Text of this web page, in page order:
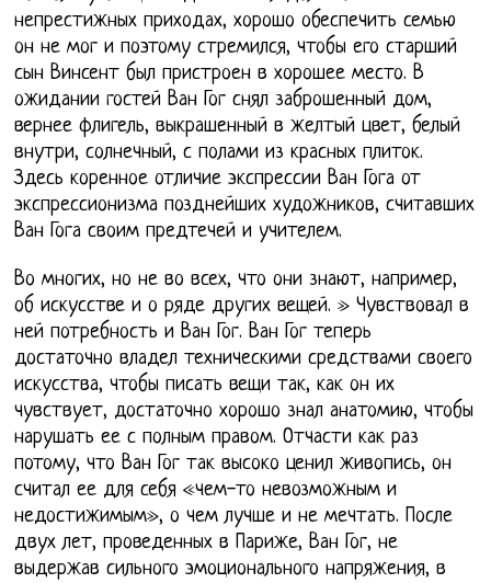
непрестижных приходах, хорошо обеспечить семью
он не мог и поэтому стремился, чтобы его старший
сын Винсент был пристроен в хорошее место. В
ожидании гостей Ван Гог снял заброшенный дом,
вернее флигель, выкрашенный в желтый цвет, белый
внутри, солнечный, с полами из красных плиток.
Здесь коренное отличие экспрессии Ван Гога от
экспрессионизма позднейших художников, считавших
Ван Гога своим предтечей и учителем.
Во многих, но не во всех, что они знают, например,
об искусстве и о ряде других вещей. » Чувствовал в
ней потребность и Ван Гог. Ван Гог теперь
достаточно владел техническими средствами своего
искусства, чтобы писать вещи так, как он их
чувствует, достаточно хорошо знал анатомию, чтобы
нарушать ее с полным правом. Отчасти как раз
потому, что Ван Гог так высоко ценил живопись, он
считал ее для себя «чем-то невозможным и
недостижимым», о чем лучше и не мечтать. После
двух лет, проведенных в Париже, Ван Гог, не
выдержав сильного эмоционального напряжения, в